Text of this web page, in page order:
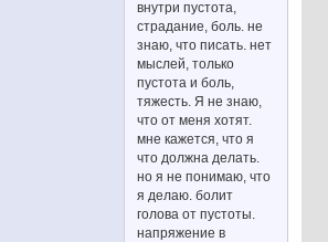
внутри пустота,
страдание, боль. не
знаю, что писать. нет
мыслей, только
пустота и боль,
тяжесть. Я не знаю,
что от меня хотят.
мне кажется, что я
что должна делать.
но я не понимаю, что
я делаю. болит
голова от пустоты.
напряжение в